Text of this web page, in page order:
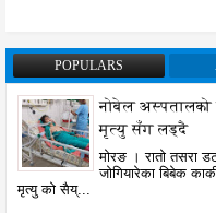
POPULARS
नोबेल अस्पतालको
मृत्यु सँग लड्दै
मोरङ । रातो तसरा
जोगियारेका बिबेक
मृत्यु को सैय्...